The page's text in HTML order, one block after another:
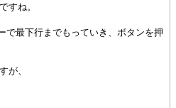
34pt, 28pt,
height = 10cm
すね。
で最下行までもっていき、ボタンを押
が、